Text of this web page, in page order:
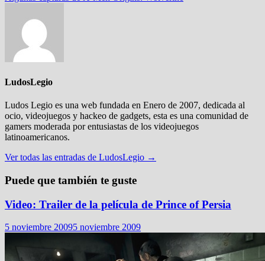
LudosLegio
Ludos Legio es una web fundada en Enero de 2007, dedicada al
ocio, videojuegos y hackeo de gadgets, esta es una comunidad de
gamers moderada por entusiastas de los videojuegos
latinoamericanos.
Ver todas las entradas de LudosLegio →
Puede que también te guste
Video: Trailer de la película de Prince of Persia
5 noviembre 20095 noviembre 2009